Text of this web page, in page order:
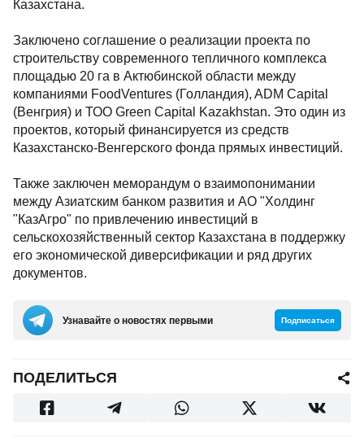
Казахстана.
Заключено соглашение о реализации проекта по
строительству современного тепличного комплекса
площадью 20 га в Актюбинской области между
компаниями FoodVentures (Голландия), ADM Capital
(Венгрия) и ТОО Green Capital Kazakhstan. Это один из
проектов, который финансируется из средств
Казахстанско-Венгерского фонда прямых инвестиций.
Также заключен меморандум о взаимопонимании
между Азиатским банком развития и АО "Холдинг
"КазАгро" по привлечению инвестиций в
сельскохозяйственный сектор Казахстана в поддержку
его экономической диверсификации и ряд других
документов.
Узнавайте о новостях первыми Подписаться
ПОДЕЛИТЬСЯ